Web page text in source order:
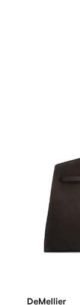
DeMellier